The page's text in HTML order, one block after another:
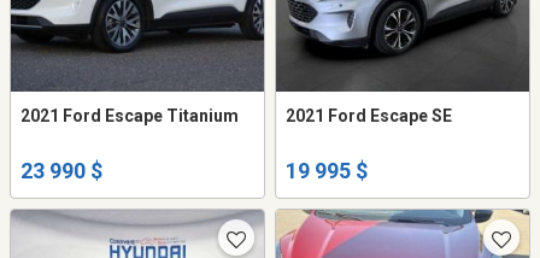
2021 Ford Escape Titanium
23 990 $
2021 Ford Escape SE
19 995 $